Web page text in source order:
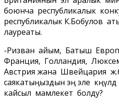
боюнча республикалык
республикалык К.Бобулов
лауреаты.
-Ризван айым, Батыш
Франция, Голландия,
Австрия жана Швейцария
саякатыңыздын эң эле көңүлдө
кайсыл мамлекет болду?